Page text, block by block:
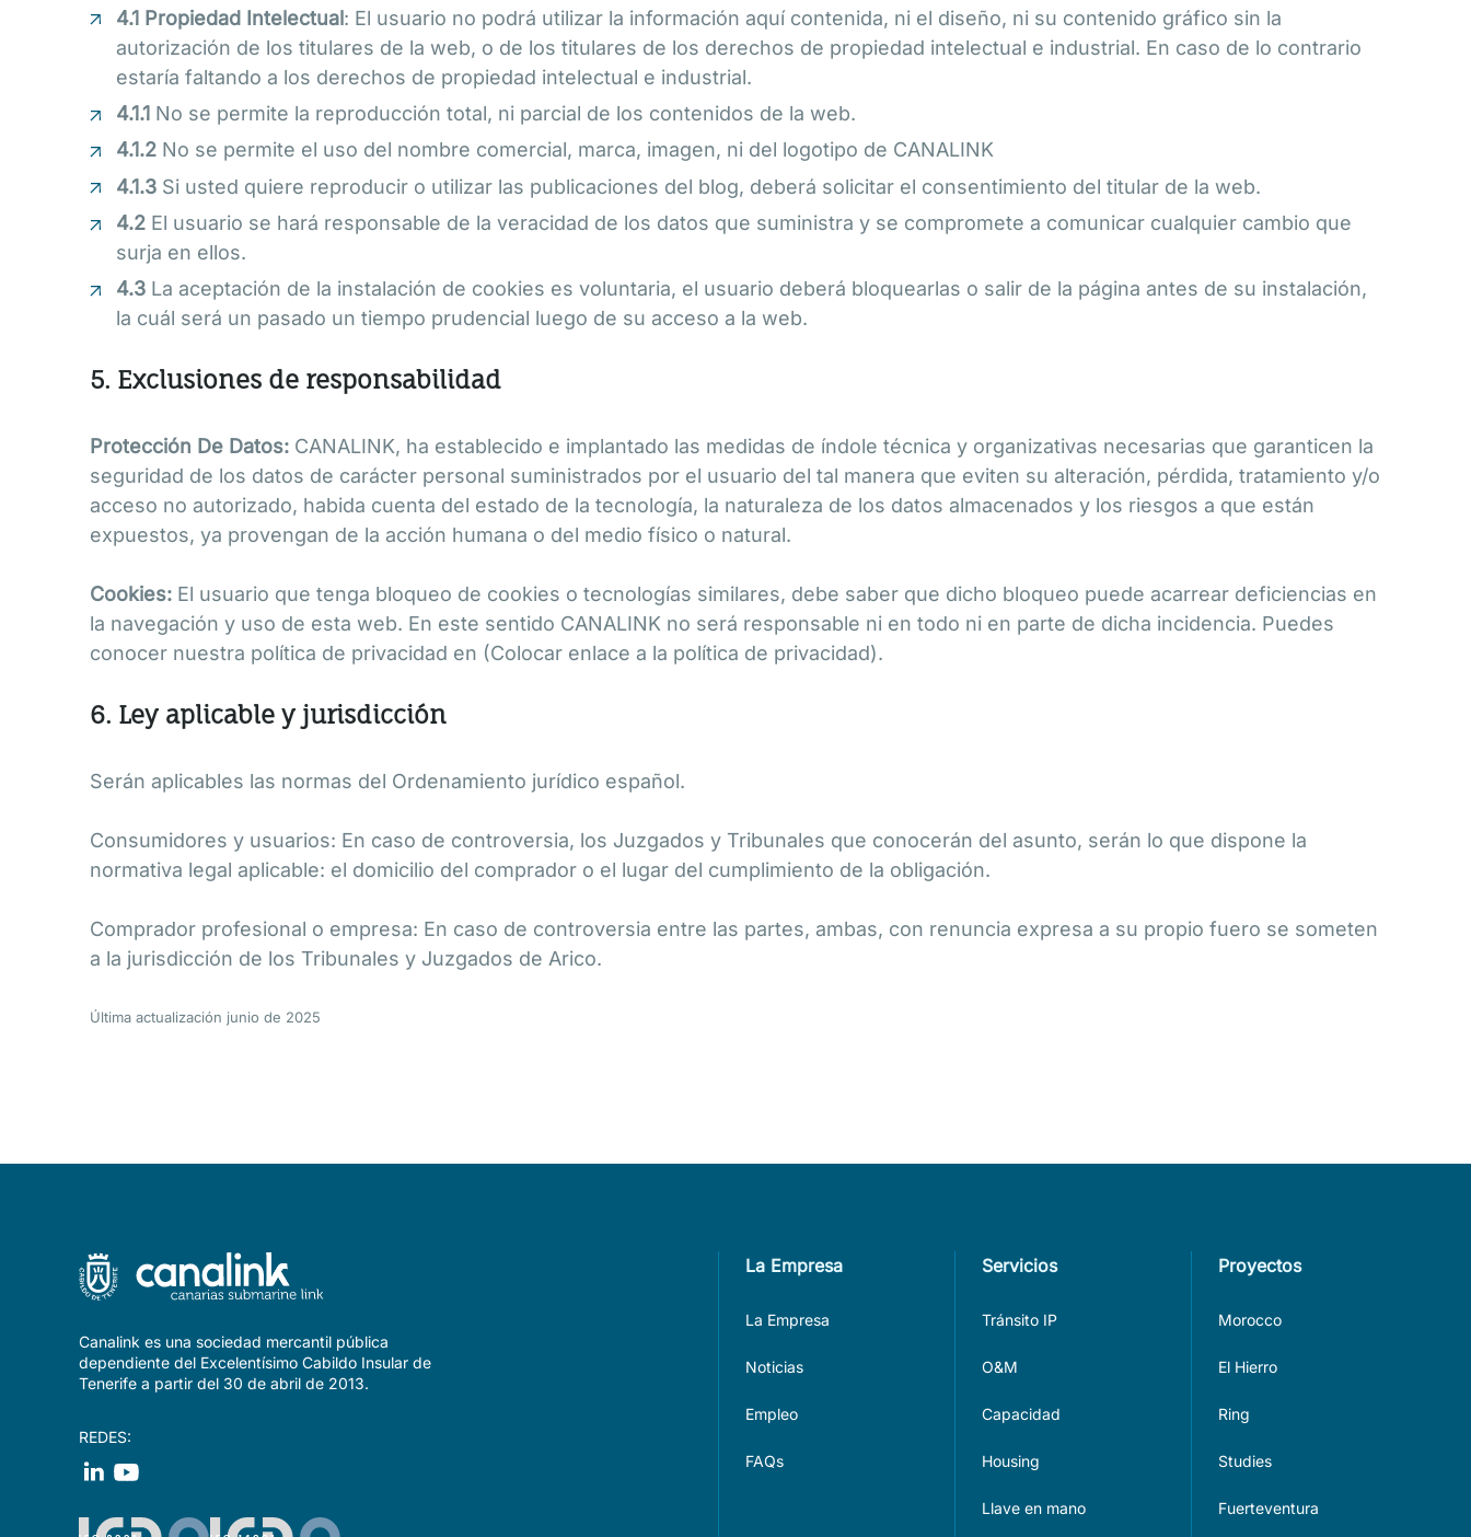
4.1 Propiedad Intelectual: El usuario no podrá utilizar la información aquí contenida, ni el diseño, ni su contenido gráfico sin la
autorización de los titulares de la web, o de los titulares de los derechos de propiedad intelectual e industrial. En caso de lo contrario
estaría faltando a los derechos de propiedad intelectual e industrial.
4.1.1 No se permite la reproducción total, ni parcial de los contenidos de la web.
4.1.2 No se permite el uso del nombre comercial, marca, imagen, ni del logotipo de CANALINK
4.1.3 Si usted quiere reproducir o utilizar las publicaciones del blog, deberá solicitar el consentimiento del titular de la web.
4.2 El usuario se hará responsable de la veracidad de los datos que suministra y se compromete a comunicar cualquier cambio que
surja en ellos.
4.3 La aceptación de la instalación de cookies es voluntaria, el usuario deberá bloquearlas o salir de la página antes de su instalación,
la cuál será un pasado un tiempo prudencial luego de su acceso a la web.
5. Exclusiones de responsabilidad
Protección De Datos: CANALINK, ha establecido e implantado las medidas de índole técnica y organizativas necesarias que garanticen la
seguridad de los datos de carácter personal suministrados por el usuario del tal manera que eviten su alteración, pérdida, tratamiento y/o
acceso no autorizado, habida cuenta del estado de la tecnología, la naturaleza de los datos almacenados y los riesgos a que están
expuestos, ya provengan de la acción humana o del medio físico o natural.
Cookies: El usuario que tenga bloqueo de cookies o tecnologías similares, debe saber que dicho bloqueo puede acarrear deficiencias en
la navegación y uso de esta web. En este sentido CANALINK no será responsable ni en todo ni en parte de dicha incidencia. Puedes
conocer nuestra política de privacidad en (Colocar enlace a la política de privacidad).
6. Ley aplicable y jurisdicción
Serán aplicables las normas del Ordenamiento jurídico español.
Consumidores y usuarios: En caso de controversia, los Juzgados y Tribunales que conocerán del asunto, serán lo que dispone la
normativa legal aplicable: el domicilio del comprador o el lugar del cumplimiento de la obligación.
Comprador profesional o empresa: En caso de controversia entre las partes, ambas, con renuncia expresa a su propio fuero se someten
a la jurisdicción de los Tribunales y Juzgados de Arico.
Última actualización junio de 2025
Canalink es una sociedad mercantil pública
dependiente del Excelentísimo Cabildo Insular de
Tenerife a partir del 30 de abril de 2013.
REDES:
La Empresa
La Empresa
Noticias
Empleo
FAQs
Servicios
Tránsito IP
O&M
Capacidad
Housing
Llave en mano
Proyectos
Morocco
El Hierro
Ring
Studies
Fuerteventura